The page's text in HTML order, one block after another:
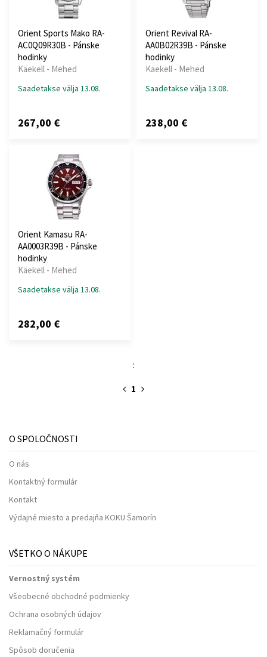
Orient Sports Mako RA-
AC0Q09R30B - Pánske
hodinky
Käekell - Mehed
Saadetakse välja 13.08.
267,00 €
Orient Revival RA-
AA0B02R39B - Pánske
hodinky
Käekell - Mehed
Saadetakse välja 13.08.
238,00 €
Orient Kamasu RA-
AA0003R39B - Pánske
hodinky
Käekell - Mehed
Saadetakse välja 13.08.
282,00 €
:
1
O SPOLOČNOSTI
O nás
Kontaktný formulár
Kontakt
Výdajné miesto a predajňa KOKU Šamorín
VŠETKO O NÁKUPE
Vernostný systém
Všeobecné obchodné podmienky
Ochrana osobných údajov
Reklamačný formulár
Spôsob doručenia